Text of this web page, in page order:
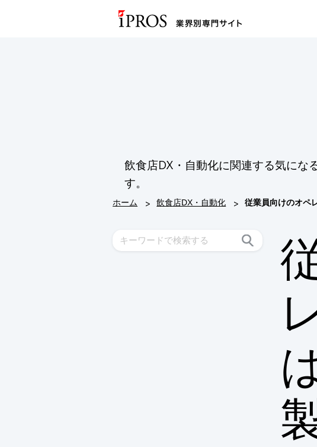
飲食店DX・自動化に関連する気にな
す。
ホーム > 飲食店DX・自動化 > 従業員向けのオペ